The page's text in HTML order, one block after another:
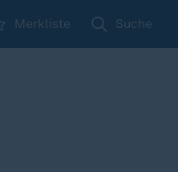
Merkliste Suche